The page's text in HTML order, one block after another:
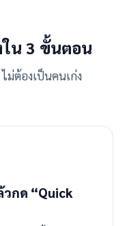
ใน 3 ขั้นตอน
ม่ต้องเป็นคนเก่ง
วกด “Quick